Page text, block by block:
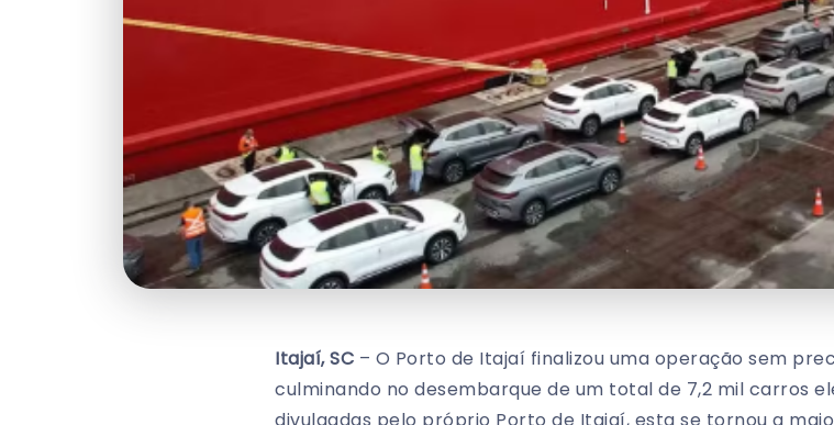
Itajaí, SC – O Porto de Itajaí finalizou uma operação sem
culminando no desembarque de um total de 7,2 mil carros
divulgadas pelo próprio Porto de Itajaí, esta se tornou a